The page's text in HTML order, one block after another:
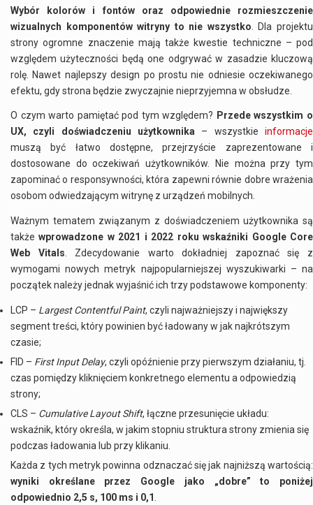
Wybór kolorów i fontów oraz odpowiednie rozmieszczenie
wizualnych komponentów witryny to nie wszystko . Dla projektu
strony ogromne znaczenie mają także kwestie techniczne – pod
względem użyteczności będą one odgrywać w zasadzie kluczową
rolę. Nawet najlepszy design po prostu nie odniesie oczekiwanego
efektu, gdy strona będzie zwyczajnie nieprzyjemna w obsłudze.
O czym warto pamiętać pod tym względem? Przede wszystkim o
UX, czyli
doświadczeniu użytkownika – wszystkieinformacje
muszą być łatwo dostępne, przejrzyście zaprezentowane i
dostosowane do oczekiwań użytkowników. Nie można przy tym
zapominać o responsywności, która zapewni równie dobre wrażenia
osobom odwiedzającym witrynę z urządzeń mobilnych.
Ważnym tematem związanym z doświadczeniem użytkownika są
takżewprowadzone w 2021 i 2022 roku wskaźniki Google Core
Web Vitals . Zdecydowanie warto dokładniej zapoznać się z
wymogami nowych metryk najpopularniejszej wyszukiwarki – na
początek należy jednak wyjaśnić ich trzy podstawowe komponenty:
LCP – Largest Contentful Paint, czyli najważniejszy i największy
segment treści, który powinien być ładowany w jak najkrótszym
czasie;
FID – First Input Delay, czyli opóźnienie przy pierwszym działaniu, tj.
czas pomiędzy kliknięciem konkretnego elementu a odpowiedzią
strony;
CLS – Cumulative Layout Shift, łączne przesunięcie układu:
wskaźnik, który określa, w jakim stopniu struktura strony zmienia się
podczas ładowania lub przy klikaniu.
Każda z tych metryk powinna odznaczać się jak najniższą wartością:
wyniki określane przez Google jako „dobre” to poniżej
odpowiednio 2,5 s, 100 ms i 0,1